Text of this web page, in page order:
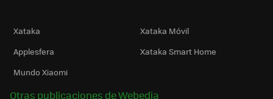
Xataka
Xataka Móvil
Applesfera
Xataka Smart Home
Mundo Xiaomi
Otras publicaciones de Webedia